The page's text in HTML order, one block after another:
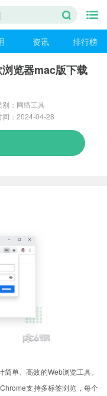
资讯 排行榜
览器mac版下载
别：网络工具
间：2024-04-28
单、高效的Web浏览工具。
支持多标签浏览，每个